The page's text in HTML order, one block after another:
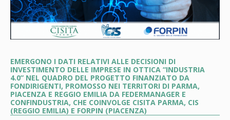
EMERGONO I DATI RELATIVI ALLE DECISIONI DI
INVESTIMENTO DELLE IMPRESE IN OTTICA “INDUSTRIA
4.0” NEL QUADRO DEL PROGETTO FINANZIATO DA
FONDIRIGENTI, PROMOSSO NEI TERRITORI DI PARMA,
PIACENZA E REGGIO EMILIA DA FEDERMANAGER E
CONFINDUSTRIA, CHE COINVOLGE CISITA PARMA, CIS
(REGGIO EMILIA) E FORPIN (PIACENZA)